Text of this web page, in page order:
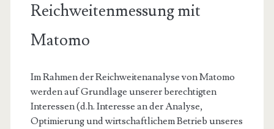
Reichweitenmessung mit
Matomo
Im Rahmen der Reichweitenanalyse von Matomo
werden auf Grundlage unserer berechtigten
Interessen (d.h. Interesse an der Analyse,
Optimierung und wirtschaftlichem Betrieb unseres